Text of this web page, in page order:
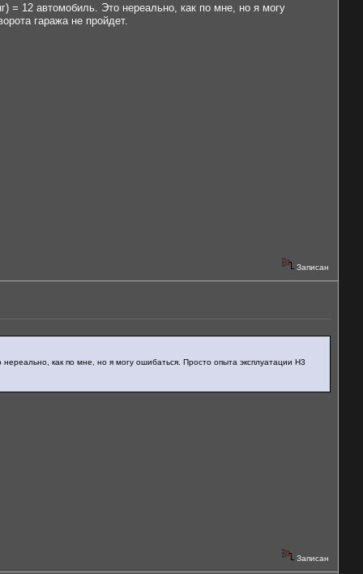
= 12 автомобиль. Это нереально, как по мне, но я могу
гаража не пройдет.
Записан
как по мне, но я могу ошибаться. Просто опыта эксплуатации Н3
Записан